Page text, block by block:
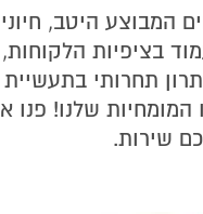
קשר
ואני ניצור
המבוצע היטב,
בציפיות
תחרותי
המומחיות שלנו! פנו
שירות.